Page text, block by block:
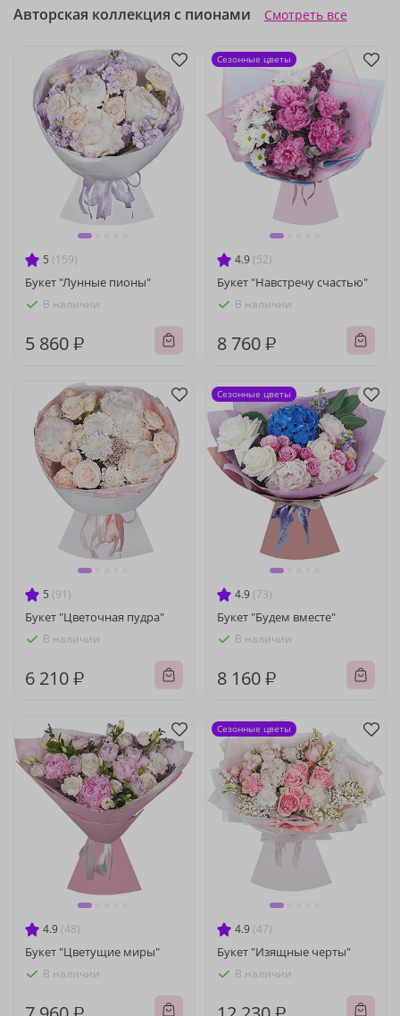
Авторская коллекция с пионами Смотреть все
5 (159)
Букет "Лунные пионы"
В наличии
5 860 ₽
4.9 (52)
Букет "Навстречу счастью"
В наличии
8 760 ₽
Сезонные цветы
5 (91)
Букет "Цветочная пудра"
В наличии
6 210 ₽
4.9 (73)
Букет "Будем вместе"
В наличии
8 160 ₽
Сезонные цветы
4.9 (48)
Букет "Цветущие миры"
В наличии
4.9 (47)
Букет "Изящные черты"
В наличии
Сезонные цветы